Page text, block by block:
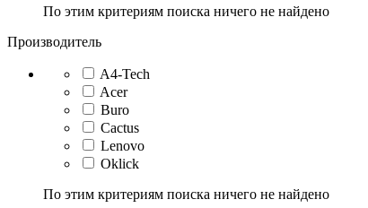
По этим критериям поиска ничего не найдено
Производитель
A4-Tech
Acer
Buro
Cactus
Lenovo
Oklick
По этим критериям поиска ничего не найдено